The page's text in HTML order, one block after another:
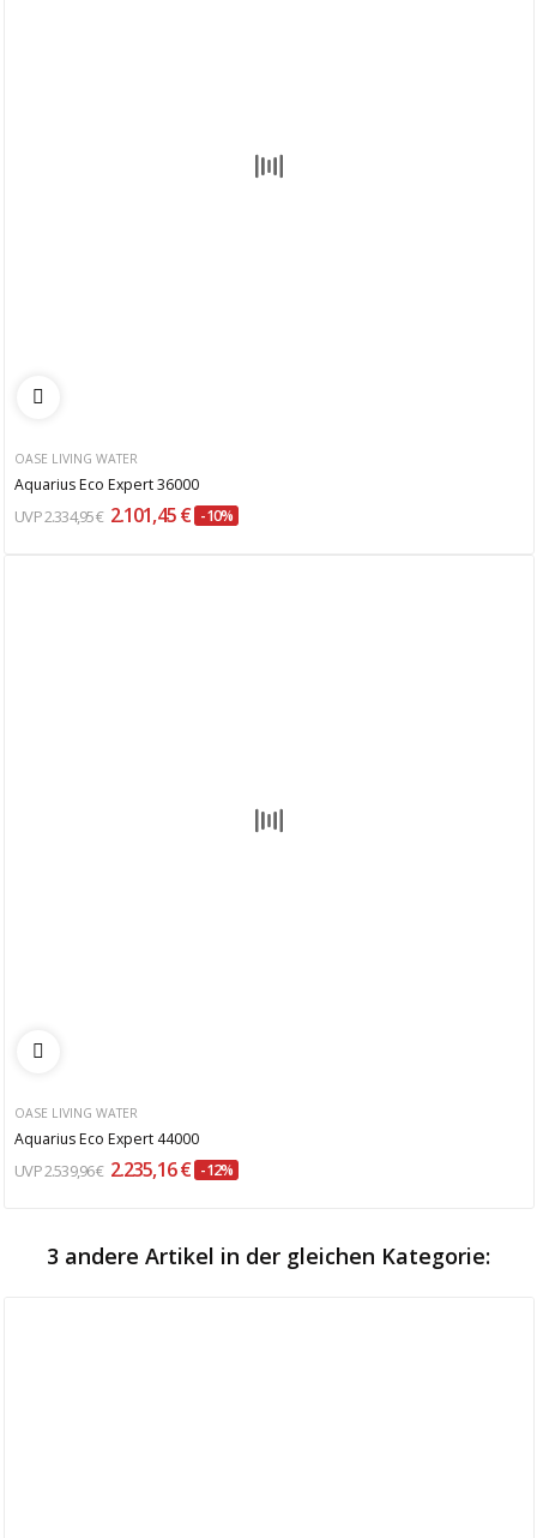
OASE LIVING WATER
Aquarius Eco Expert 36000
2.334,95 € 2.101,45 € -10%
OASE LIVING WATER
Aquarius Eco Expert 44000
2.539,96 € 2.235,16 € -12%
3 andere Artikel in der gleichen Kategorie: